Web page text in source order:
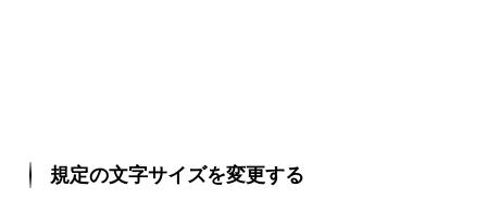
規定の文字サイズを変更する